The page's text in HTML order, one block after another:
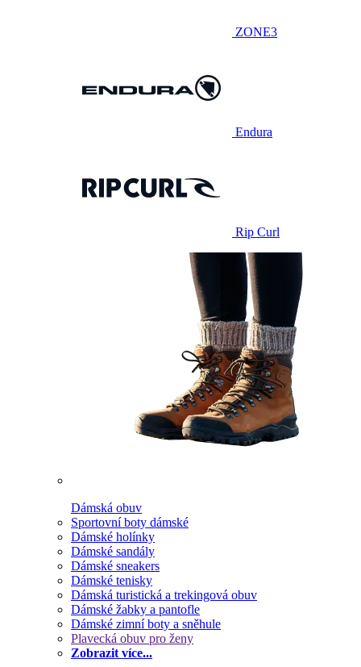
ZONE3
Endura
Rip Curl
Dámská obuv
Sportovní boty dámské
Dámské holínky
Dámské sandály
Dámské sneakers
Dámské tenisky
Dámská turistická a trekingová obuv
Dámské žabky a pantofle
Dámské zimní boty a sněhule
Plavecká obuv pro ženy
Zobrazit více...